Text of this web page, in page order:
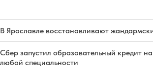
В Ярославле восстанавливают
Сбер запустил образовательный кредит
любой специальности